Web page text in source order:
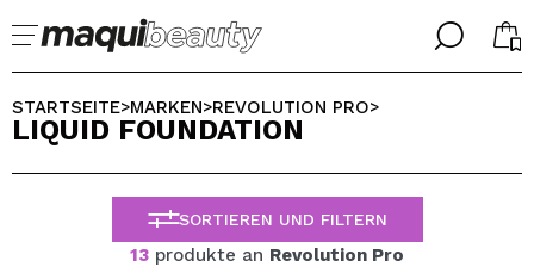
╳
Ich bin bereits #maquilover, ich habe ein Konto
╳
WÄHLE DEINE SPRACHE
ALEMAN
ESPAÑOL
ENGLISH
FRANCES
STARTSEITE>MARKEN>REVOLUTION PRO>
LIQUID FOUNDATION
SORTIEREN UND FILTERN
13 produkte an Revolution Pro